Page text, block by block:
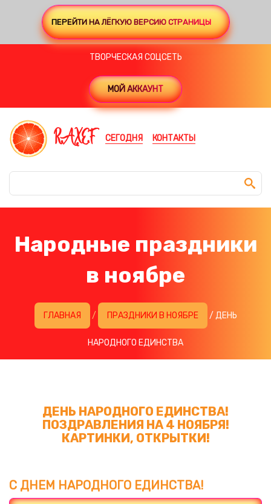
ПЕРЕЙТИ НА ЛЁГКУЮ ВЕРСИЮ СТРАНИЦЫ
ТВОРЧЕСКАЯ СОЦСЕТЬ
МОЙ АККАУНТ
RAXEF СЕГОДНЯ КОНТАКТЫ
Народные праздники
в ноябре
ГЛАВНАЯ / ПРАЗДНИКИ В НОЯБРЕ / ДЕНЬ
НАРОДНОГО ЕДИНСТВА
ДЕНЬ НАРОДНОГО ЕДИНСТВА!
ПОЗДРАВЛЕНИЯ НА 4 НОЯБРЯ!
КАРТИНКИ, ОТКРЫТКИ!
С ДНЕМ НАРОДНОГО ЕДИНСТВА!